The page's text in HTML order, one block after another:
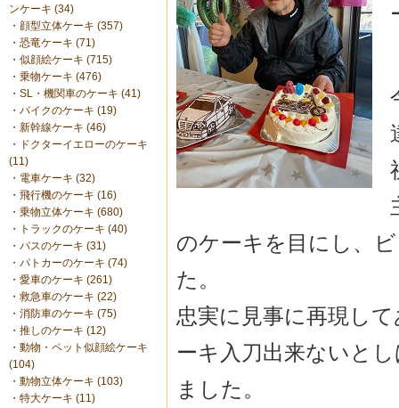
ンケーキ (34)
・ 顔型立体ケーキ (357)
・ 恐竜ケーキ (71)
・ 似顔絵ケーキ (715)
・ 乗物ケーキ (476)
・ SL・機関車のケーキ (41)
・ バイクのケーキ (19)
・ 新幹線ケーキ (46)
・
ドクターイエローのケーキ
(11)
・ 電車ケーキ (32)
・ 飛行機のケーキ (16)
・ 乗物立体ケーキ (680)
・
トラックのケーキ (40)
・ バスのケーキ (31)
・ パトカーのケーキ (74)
・ 愛車のケーキ (261)
・ 救急車のケーキ (22)
・ 消防車のケーキ (75)
・ 推しのケーキ (12)
・ 動物・ペット似顔絵ケーキ
(104)
・ 動物立体ケーキ (103)
・ 特大ケーキ (11)
のケーキを目にし、
た。
忠実に見事に再現し
ーキ入刀出来ないと
ました。